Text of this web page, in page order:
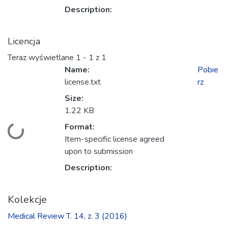
Description:
Licencja
Teraz wyświetlane 1 - 1 z 1
Ładowanie...
Name:
license.txt
Size:
1.22 KB
Format:
Item-specific license agreed
upon to submission
Description:
Pobie
rz
Kolekcje
Medical Review T. 14, z. 3 (2016)